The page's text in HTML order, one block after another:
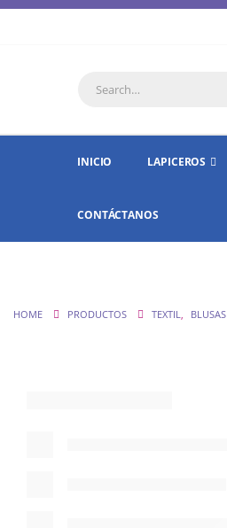
INICIO LAPICEROS
CONTÁCTANOS
HOME PRODUCTOS TEXTIL, BLUSAS